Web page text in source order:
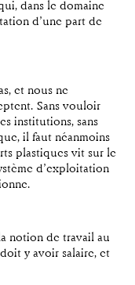
dans le domaine
d’une part de
et nous ne
Sans vouloir
institutions, sans
il faut néanmoins
plastiques vit sur le
d’exploitation
notion de travail au
y avoir salaire, et